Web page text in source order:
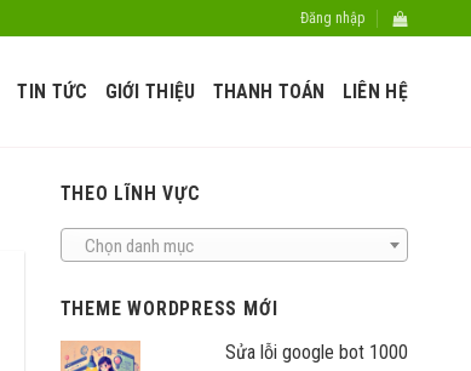
Đăng nhập
TIN TỨC GIỚI THIỆU THANH TOÁN LIÊN HỆ
THEO LĨNH VỰC
Chọn danh mục
THEME WORDPRESS MỚI
Sửa lỗi google bot 1000